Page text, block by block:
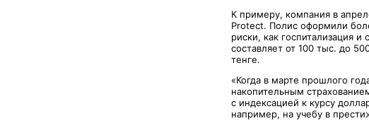
К примеру, компания в
Protect. Полис оформили
риски, как гос­питализация
составляет от 100 тыс. до
тенге.
«Когда в марте прошлого
накопительным
с индексацией к курсу
например, на учебу в